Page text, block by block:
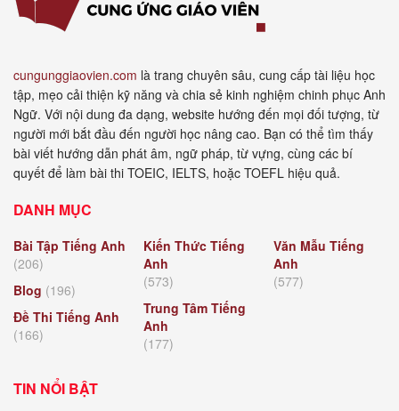
cungunggiaovien.com là trang chuyên sâu, cung cấp tài liệu học
tập, mẹo cải thiện kỹ năng và chia sẻ kinh nghiệm chinh phục Anh
Ngữ. Với nội dung đa dạng, website hướng đến mọi đối tượng, từ
người mới bắt đầu đến người học nâng cao. Bạn có thể tìm thấy
bài viết hướng dẫn phát âm, ngữ pháp, từ vựng, cùng các bí
quyết để làm bài thi TOEIC, IELTS, hoặc TOEFL hiệu quả.
DANH MỤC
Bài Tập Tiếng Anh
(206)
Blog (196)
Đề Thi Tiếng Anh
(166)
Kiến Thức Tiếng
Anh
(573)
Trung Tâm Tiếng
Anh
(177)
Văn Mẫu Tiếng
Anh
(577)
TIN NỔI BẬT